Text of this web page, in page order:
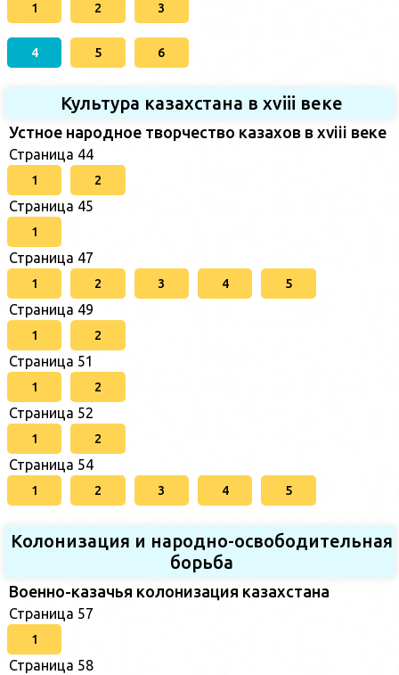
1 2 3
4 5 6
Культура казахстана в xviii веке
Устное народное творчество казахов в xviii веке
Страница 44
1 2
Страница 45
1
Страница 47
1 2 3 4 5
Страница 49
1 2
Страница 51
1 2
Страница 52
1 2
Страница 54
1 2 3 4 5
Колонизация и народно-освободительная
борьба
Военно-казачья колонизация казахстана
Страница 57
1
Страница 58